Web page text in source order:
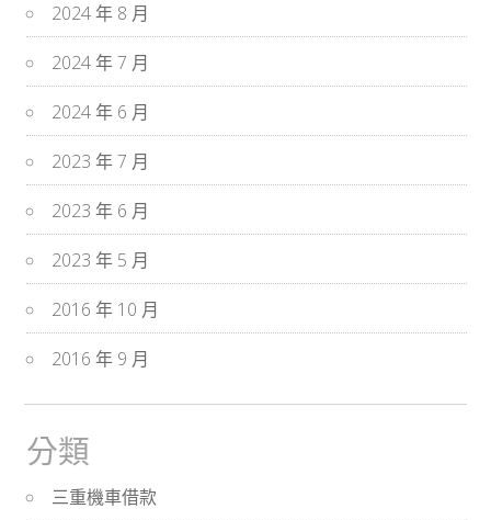
2024 年 8 月
2024 年 7 月
2024 年 6 月
2023 年 7 月
2023 年 6 月
2023 年 5 月
2016 年 10 月
2016 年 9 月
分類
三重機車借款